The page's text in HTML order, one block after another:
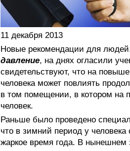
11 декабря 2013
Новые рекомендации для
давление, на днях огласили
свидетельствуют, что на
человека может повлиять
в том помещении, в котором на
человек.
Раньше было проведено
что в зимний период у
жаркое время года. В нынешнем